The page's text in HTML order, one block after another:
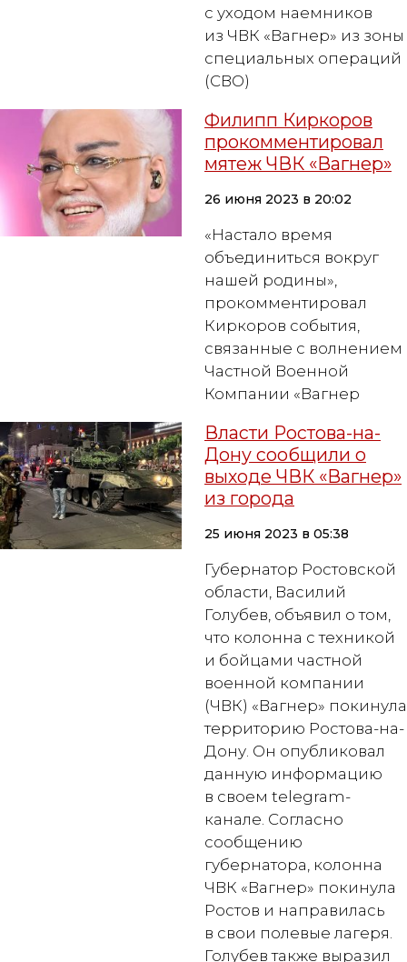
с уходом наемников
из ЧВК «Вагнер» из зоны
специальных операций
(СВО)
Филипп Киркоров
прокомментировал
мятеж ЧВК «Вагнер»
26 июня 2023 в 20:02
«Настало время
объединиться вокруг
нашей родины»,
прокомментировал
Киркоров события,
связанные с волнением
Частной Военной
Компании «Вагнер
Власти Ростова-на-
Дону сообщили о
выходе ЧВК «Вагнер»
из города
25 июня 2023 в 05:38
Губернатор Ростовской
области, Василий
Голубев, объявил о том,
что колонна с техникой
и бойцами частной
военной компании
(ЧВК) «Вагнер» покинула
территорию Ростова-на-
Дону. Он опубликовал
данную информацию
в своем telegram-
канале. Согласно
сообщению
губернатора, колонна
ЧВК «Вагнер» покинула
Ростов и направилась
в свои полевые лагеря.
Голубев также выразил